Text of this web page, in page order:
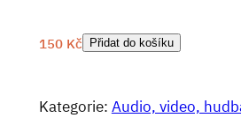
150 Kč Přidat do košíku
Kategorie: Audio, video,